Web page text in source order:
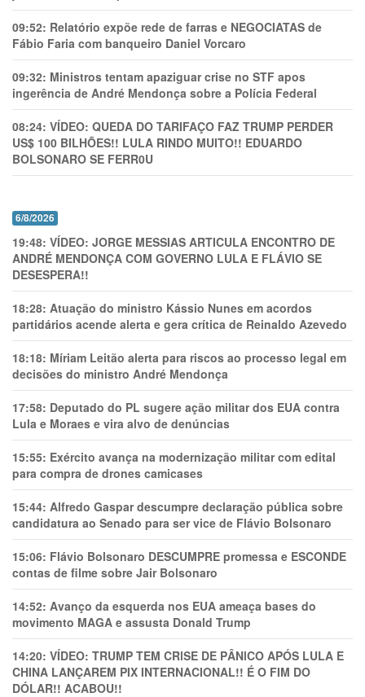
09:52: Relatório expõe rede de farras e NEGOCIATAS de
Fábio Faria com banqueiro Daniel Vorcaro
09:32: Ministros tentam apaziguar crise no STF apos
ingerência de André Mendonça sobre a Polícia Federal
08:24: VÍDEO: QUEDA DO TARIFAÇO FAZ TRUMP PERDER
US$ 100 BILHÕES!! LULA RINDO MUITO!! EDUARDO
BOLSONARO SE FERR0U
6/8/2026
19:48: VÍDEO: JORGE MESSIAS ARTICULA ENCONTRO DE
ANDRÉ MENDONÇA COM GOVERNO LULA E FLÁVIO SE
DESESPERA!!
18:28: Atuação do ministro Kássio Nunes em acordos
partidários acende alerta e gera crítica de Reinaldo Azevedo
18:18: Míriam Leitão alerta para riscos ao processo legal em
decisões do ministro André Mendonça
17:58: Deputado do PL sugere ação militar dos EUA contra
Lula e Moraes e vira alvo de denúncias
15:55: Exército avança na modernização militar com edital
para compra de drones camicases
15:44: Alfredo Gaspar descumpre declaração pública sobre
candidatura ao Senado para ser vice de Flávio Bolsonaro
15:06: Flávio Bolsonaro DESCUMPRE promessa e ESCONDE
contas de filme sobre Jair Bolsonaro
14:52: Avanço da esquerda nos EUA ameaça bases do
movimento MAGA e assusta Donald Trump
14:20: VÍDEO: TRUMP TEM CRlSE DE PÂNlCO APÓS LULA E
CHINA LANÇAREM PIX INTERNACIONAL!! É O FIM DO
DÓLAR!! ACABOU!!